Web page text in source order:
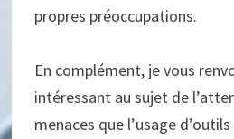
propres préoccupations.
En complément, je vous
intéressant au sujet de
menaces que l’usage